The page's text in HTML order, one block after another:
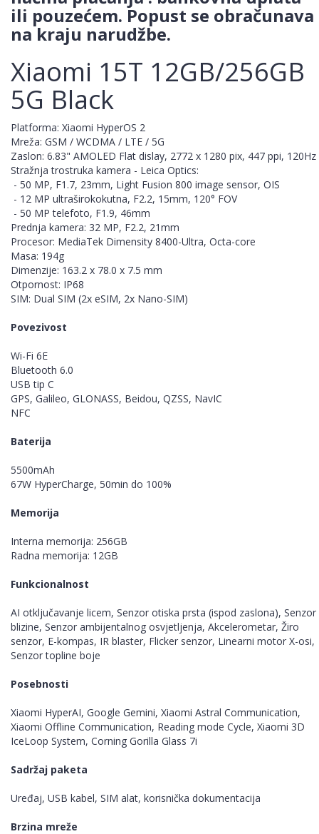
ili pouzećem. Popust se obračunava
na kraju narudžbe.
Xiaomi 15T 12GB/256GB
5G Black
Platforma: Xiaomi HyperOS 2
Mreža: GSM / WCDMA / LTE / 5G
Zaslon: 6.83" AMOLED Flat dislay, 2772 x 1280 pix, 447 ppi, 120Hz
Stražnja trostruka kamera - Leica Optics:
- 50 MP, F1.7, 23mm, Light Fusion 800 image sensor, OIS
- 12 MP ultraširokokutna, F2.2, 15mm, 120° FOV
- 50 MP telefoto, F1.9, 46mm
Prednja kamera: 32 MP, F2.2, 21mm
Procesor: MediaTek Dimensity 8400-Ultra, Octa-core
Masa: 194g
Dimenzije: 163.2 x 78.0 x 7.5 mm
Otpornost: IP68
SIM: Dual SIM (2x eSIM, 2x Nano-SIM)
Povezivost
Wi-Fi 6E
Bluetooth 6.0
USB tip C
GPS, Galileo, GLONASS, Beidou, QZSS, NavIC
NFC
Baterija
5500mAh
67W HyperCharge, 50min do 100%
Memorija
Interna memorija: 256GB
Radna memorija: 12GB
Funkcionalnost
AI otključavanje licem, Senzor otiska prsta (ispod zaslona), Senzor
blizine, Senzor ambijentalnog osvjetljenja, Akcelerometar, Žiro
senzor, E-kompas, IR blaster, Flicker senzor, Linearni motor X-osi,
Senzor topline boje
Posebnosti
Xiaomi HyperAI, Google Gemini, Xiaomi Astral Communication,
Xiaomi Offline Communication, Reading mode Cycle, Xiaomi 3D
IceLoop System, Corning Gorilla Glass 7i
Sadržaj paketa
Uređaj, USB kabel, SIM alat, korisnička dokumentacija
Brzina mreže